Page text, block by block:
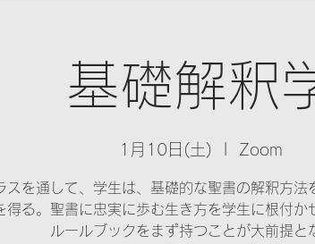
基礎解釈
1月10日(土) Zoom
スを通して、学生は、基礎的な聖書の解釈方法
得る。聖書に忠実に歩む生き方を学生に根付か
ルールブックをまず持つことが大前提と